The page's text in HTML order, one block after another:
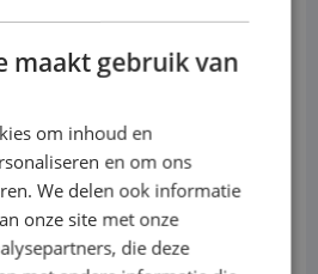
tot ca. 1.400 kg
ca. 2.500 kg
2.0 TDI 90, 110, 150 of
volledig
maakt gebruik van
om inhoud en
en om ons
We delen ook informatie
onze site met onze
die deze